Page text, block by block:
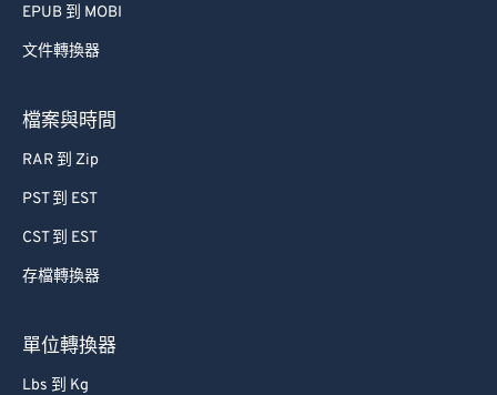
EPUB 到 MOBI
文件轉換器
檔案與時間
RAR 到 Zip
PST 到 EST
CST 到 EST
存檔轉換器
單位轉換器
Lbs 到 Kg